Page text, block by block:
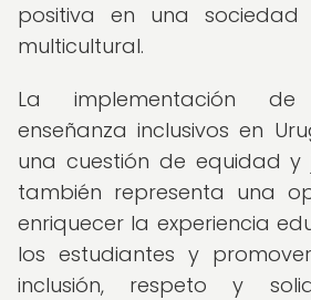
positiva en una
multicultural.
La implementación
enseñanza inclusivos en
una cuestión de equidad y
también representa una
enriquecer la experiencia
los estudiantes y
inclusión, respeto y